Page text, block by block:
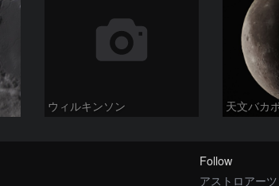
ウィルキンソン 天文バカ
Follow
アストロアーツ